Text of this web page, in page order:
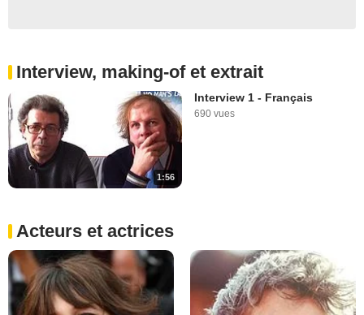
Interview, making-of et extrait
1:56
Interview 1 - Français
690 vues
Acteurs et actrices